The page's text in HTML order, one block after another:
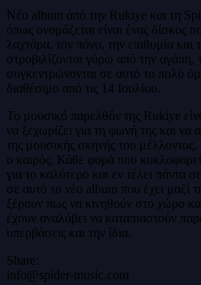
Νέο album από την Rukiye και τη
όπως ονομάζεται είναι ένας δίσκος
λαχτάρα, τον πόνο, την επιθυμία και
στροβιλίζονται γύρω από την αγάπη,
συγκεντρώνονται σε αυτό το πολύ
διαθέσιμο από τις 14 Ιουλίου.
Το μουσικό παρελθόν της Rukiye
να ξεχωρίζει για τη φωνή της και να
της μουσικής σκηνής του μέλλοντος,
ο καιρός. Κάθε φορά που κυκλοφορεί
για το καλύτερο και εν τέλει πάντα
σε αυτό το νέο album που έχει μαζί
ξέρουν πως να κινηθούν στο χώρο
έχουν αναλάβει να καταπιαστούν
υπερβάσεις και την ίδια.
Share:
info@spider-music.com